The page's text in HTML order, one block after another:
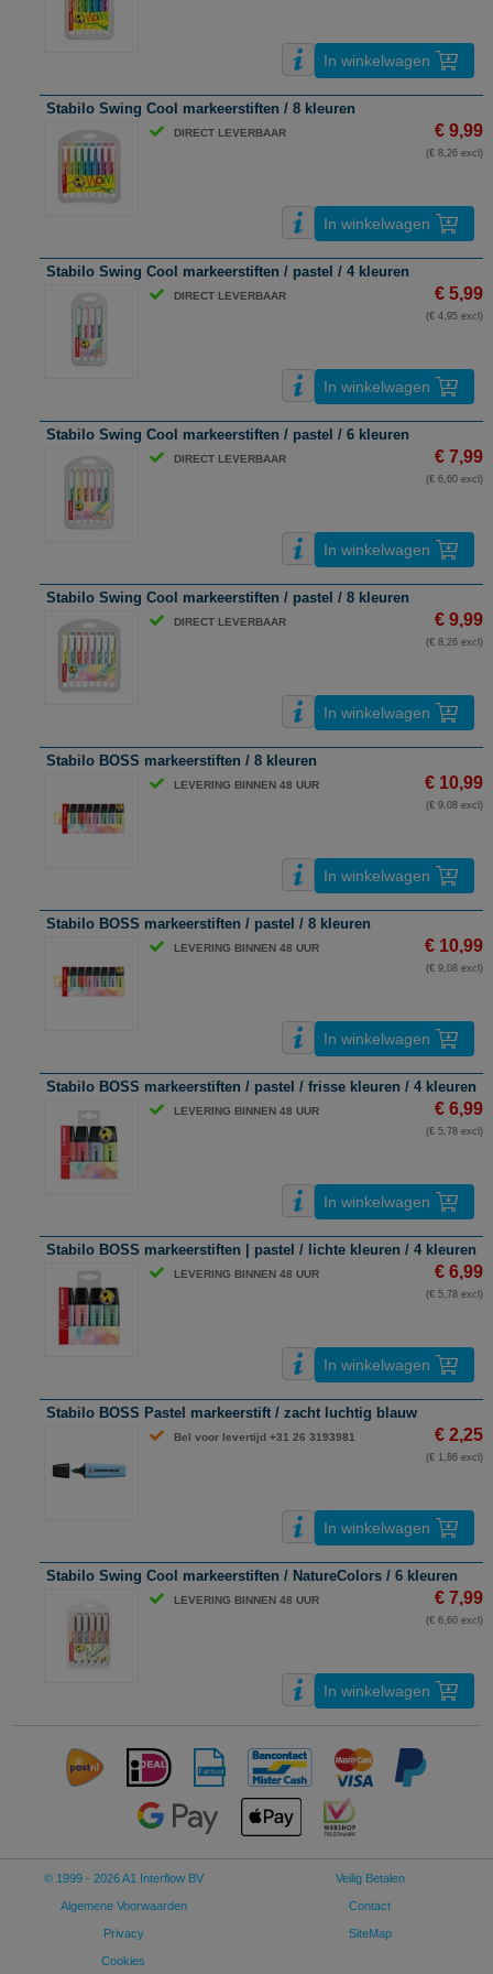
In winkelwagen
Stabilo Swing Cool markeerstiften / 8 kleuren
DIRECT LEVERBAAR € 9,99
(€ 8,26 excl)
In winkelwagen
Stabilo Swing Cool markeerstiften / pastel / 4 kleuren
DIRECT LEVERBAAR € 5,99
(€ 4,95 excl)
In winkelwagen
Stabilo Swing Cool markeerstiften / pastel / 6 kleuren
DIRECT LEVERBAAR € 7,99
(€ 6,60 excl)
In winkelwagen
Stabilo Swing Cool markeerstiften / pastel / 8 kleuren
DIRECT LEVERBAAR € 9,99
(€ 8,26 excl)
In winkelwagen
Stabilo BOSS markeerstiften / 8 kleuren
LEVERING BINNEN 48 UUR € 10,99
(€ 9,08 excl)
In winkelwagen
Stabilo BOSS markeerstiften / pastel / 8 kleuren
LEVERING BINNEN 48 UUR € 10,99
(€ 9,08 excl)
In winkelwagen
Stabilo BOSS markeerstiften / pastel / frisse kleuren / 4 kleuren
LEVERING BINNEN 48 UUR € 6,99
(€ 5,78 excl)
In winkelwagen
Stabilo BOSS markeerstiften | pastel / lichte kleuren / 4 kleuren
LEVERING BINNEN 48 UUR € 6,99
(€ 5,78 excl)
In winkelwagen
Stabilo BOSS Pastel markeerstift / zacht luchtig blauw
Bel voor levertijd +31 26 3193981 € 2,25
(€ 1,86 excl)
In winkelwagen
Stabilo Swing Cool markeerstiften / NatureColors / 6 kleuren
LEVERING BINNEN 48 UUR € 7,99
(€ 6,60 excl)
In winkelwagen
© 1999 - 2026 A1 Interflow BV
Algemene Voorwaarden
Privacy
Cookies
Veilig Betalen
Contact
SiteMap